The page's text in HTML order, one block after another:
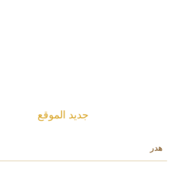
جديد الموقع
هدر